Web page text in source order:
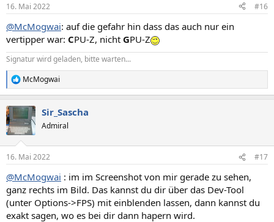
16. Mai 2022 #16
@McMogwai: auf die gefahr hin dass das auch nur ein
vertipper war: CPU-Z, nicht GPU-Z
Signatur wird geladen, bitte warten...
R
e
k
t
i
e
:
McMogwai
Sir_Sascha
Admiral
16. Mai 2022 #17
@McMogwai : im im Screenshot von mir gerade zu sehen,
ganz rechts im Bild. Das kannst du dir über das Dev-Tool
(unter Options->FPS) mit einblenden lassen, dann kannst du
exakt sagen, wo es bei dir dann hapern wird.